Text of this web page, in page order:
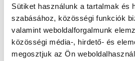
Sütiket használunk a tartalmak és
szabásához, közösségi funkciók
valamint weboldalforgalmunk
közösségi média-, hirdető- és
megosztjuk az Ön